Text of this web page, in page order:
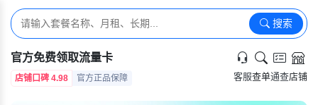
搜索
官方免费领取流量卡
店铺口碑 4.98 官方正品保障 客服查单通查店铺